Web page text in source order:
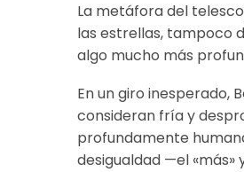
La metáfora del
las estrellas, tampoco
algo mucho más
En un giro inesperado,
consideran fría y
profundamente
desigualdad —el